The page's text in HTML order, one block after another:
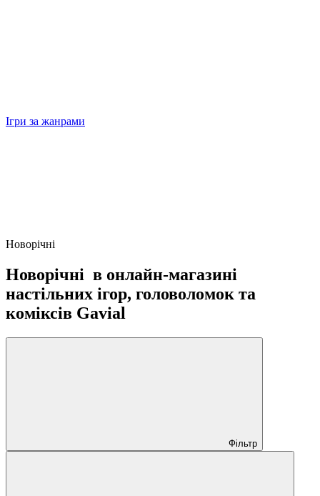
Ігри за жанрами
Новорічні
Новорічні в онлайн-магазині
настільних ігор, головоломок та
коміксів Gavial
Фільтр